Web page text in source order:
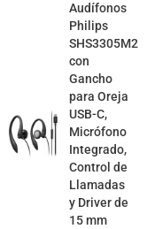
Audífonos
Philips
SHS3305M2
con
Gancho
para Oreja
USB-C,
Micrófono
Integrado,
Control de
Llamadas
y Driver de
15 mm
precio
original
S/99.00.